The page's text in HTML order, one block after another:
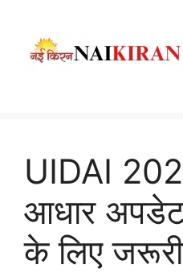
content
UIDAI
आधार
के लिए जरूरी